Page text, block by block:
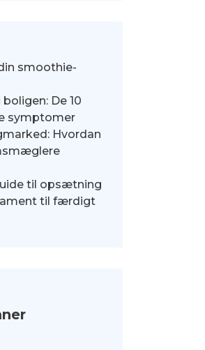
smoothie-
De 10
symptomer
Hvordan
til opsætning
til færdigt